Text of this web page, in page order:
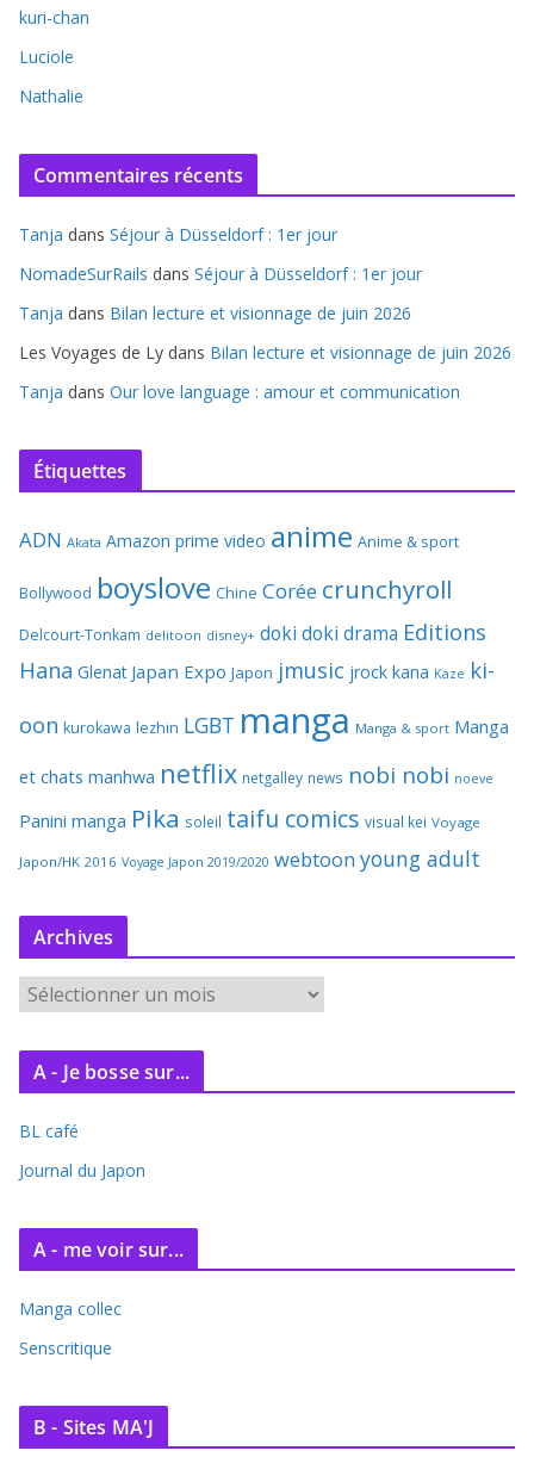
kuri-chan
Luciole
Nathalie
Commentaires récents
Tanja dans Séjour à Düsseldorf : 1er jour
NomadeSurRails dans Séjour à Düsseldorf : 1er jour
Tanja dans Bilan lecture et visionnage de juin 2026
Les Voyages de Ly dans Bilan lecture et visionnage de juin 2026
Tanja dans Our love language : amour et communication
Étiquettes
ADN Akata Amazon prime video anime Anime & sport
Bollywood boyslove Chine Corée crunchyroll
Delcourt-Tonkam delitoon disney+ doki doki drama Editions
Hana Glenat Japan Expo Japon jmusic jrock kana Kaze ki-
oon kurokawa lezhin LGBT manga Manga & sport Manga
et chats manhwa netflix netgalley news nobi nobi noeve
Panini manga Pika soleil taifu comics visual kei Voyage
Japon/HK 2016 Voyage Japon 2019/2020 webtoon young adult
Archives
r
c
v
e
A - Je bosse sur...
BL café
Journal du Japon
A - me voir sur...
Manga collec
Senscritique
B - Sites MA'J